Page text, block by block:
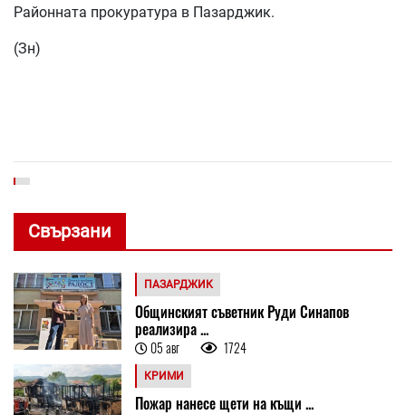
Районната прокуратура в Пазарджик.
(Зн)
Свързани
ПАЗАРДЖИК
Общинският съветник Руди Синапов
реализира ...
05 авг 1724
КРИМИ
Пожар нанесе щети на къщи ...